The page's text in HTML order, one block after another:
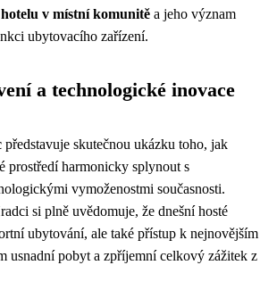
v místní komunitě a jeho význam
ubytovacího zařízení.
a technologické inovace
představuje skutečnou ukázku toho, jak
prostředí harmonicky splynout s
vymoženostmi současnosti.
si plně uvědomuje, že dnešní hosté
ubytování, ale také přístup k nejnovějším
usnadní pobyt a zpříjemní celkový zážitek z